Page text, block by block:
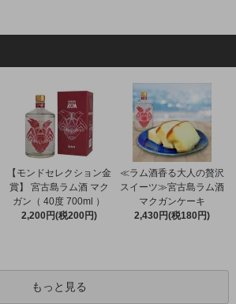
【モンドセレクション金
賞】 宮古島ラム酒 マク
ガン（ 40度 700ml ）
2,200円(税200円)
≪ラム酒香る大人の贅沢
スイーツ≫宮古島ラム酒
マクガンケーキ
2,430円(税180円)
もっと見る